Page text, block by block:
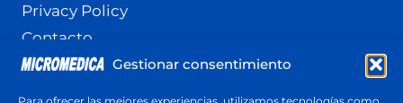
Gestionar consentimiento
Privacy Policy
Contacto
Terminos y Condiciones